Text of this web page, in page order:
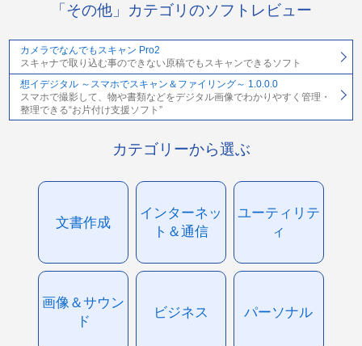
「その他」カテゴリのソフトレビュー
カメラでなんでもスキャン Pro2
スキャナで取り込む事のできない原稿でもスキャンできるソフト
想イデジタル ～スマホでスキャン＆ファイリング～ 1.0.0.0
スマホで撮影して、物や書類などをデジタル画像でわかりやすく管理・
整理できる“お片付け支援ソフト”
カテゴリーから選ぶ
文書作成
インターネッ
ト＆通信
ユーティリテ
ィ
画像＆サウン
ド
ビジネス パーソナル